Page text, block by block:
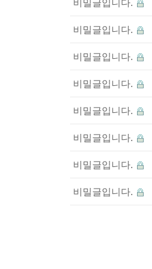
비밀글입니다.
비밀글입니다.
비밀글입니다.
비밀글입니다.
비밀글입니다.
비밀글입니다.
비밀글입니다.